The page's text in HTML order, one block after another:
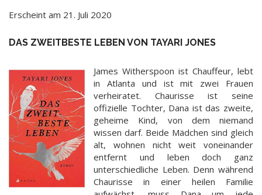
Erscheint am 21. Juli 2020
DAS ZWEITBESTE LEBEN VON TAYARI JONES
James Witherspoon ist Chauffeur, lebt
in Atlanta und ist mit zwei Frauen
verheiratet. Chaurisse ist seine
offizielle Tochter, Dana ist das zweite,
geheime Kind, von dem niemand
wissen darf. Beide Mädchen sind gleich
alt, wohnen nicht weit voneinander
entfernt und leben doch ganz
unterschiedliche Leben. Denn während
Chaurisse in einer heilen Familie